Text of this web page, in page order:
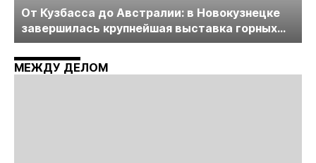
От Кузбасса до Австралии: в Новокузнецке
завершилась крупнейшая выставка горных
технологий «Недра России. Уголь России и
Майнинг»
МЕЖДУ ДЕЛОМ